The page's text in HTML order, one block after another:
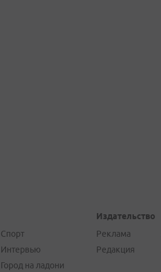
Спорт
Интервью
Город на ладони
Издательство
Реклама
Редакция